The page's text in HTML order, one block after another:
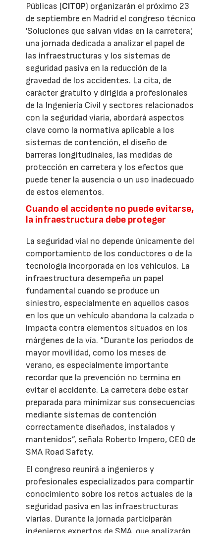
Públicas (CITOP) organizarán el próximo 23
de septiembre en Madrid el congreso técnico
'Soluciones que salvan vidas en la carretera',
una jornada dedicada a analizar el papel de
las infraestructuras y los sistemas de
seguridad pasiva en la reducción de la
gravedad de los accidentes. La cita, de
carácter gratuito y dirigida a profesionales
de la Ingeniería Civil y sectores relacionados
con la seguridad viaria, abordará aspectos
clave como la normativa aplicable a los
sistemas de contención, el diseño de
barreras longitudinales, las medidas de
protección en carretera y los efectos que
puede tener la ausencia o un uso inadecuado
de estos elementos.
Cuando el accidente no puede evitarse,
la infraestructura debe proteger
La seguridad vial no depende únicamente del
comportamiento de los conductores o de la
tecnología incorporada en los vehículos. La
infraestructura desempeña un papel
fundamental cuando se produce un
siniestro, especialmente en aquellos casos
en los que un vehículo abandona la calzada o
impacta contra elementos situados en los
márgenes de la vía. “Durante los periodos de
mayor movilidad, como los meses de
verano, es especialmente importante
recordar que la prevención no termina en
evitar el accidente. La carretera debe estar
preparada para minimizar sus consecuencias
mediante sistemas de contención
correctamente diseñados, instalados y
mantenidos”, señala Roberto Impero, CEO de
SMA Road Safety.
El congreso reunirá a ingenieros y
profesionales especializados para compartir
conocimiento sobre los retos actuales de la
seguridad pasiva en las infraestructuras
viarias. Durante la jornada participarán